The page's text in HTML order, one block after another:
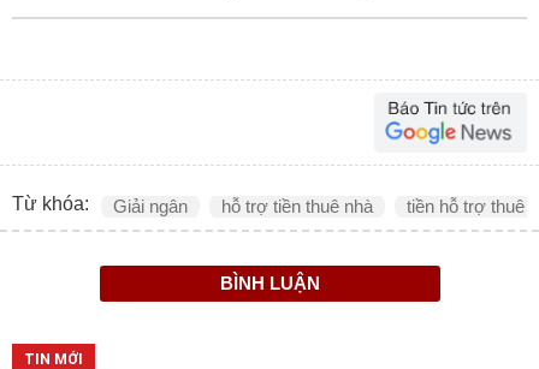
Từ khóa: Giải ngân hỗ trợ tiền thuê nhà tiền hỗ trợ thuê
BÌNH LUẬN
TIN MỚI